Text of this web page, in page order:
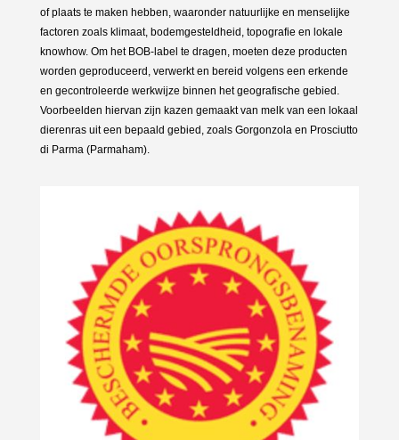
of plaats te maken hebben, waaronder natuurlijke en menselijke
factoren zoals klimaat, bodemgesteldheid, topografie en lokale
knowhow. Om het BOB-label te dragen, moeten deze producten
worden geproduceerd, verwerkt en bereid volgens een erkende
en gecontroleerde werkwijze binnen het geografische gebied.
Voorbeelden hiervan zijn kazen gemaakt van melk van een lokaal
dierenras uit een bepaald gebied, zoals Gorgonzola en Prosciutto
di Parma (Parmaham).